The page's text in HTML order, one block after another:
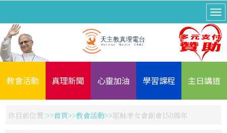
教會活動 真理新聞 心靈加油 學習課程 主日講道
你目前位置: 首頁 教會活動 耶穌孝女會創會150周年